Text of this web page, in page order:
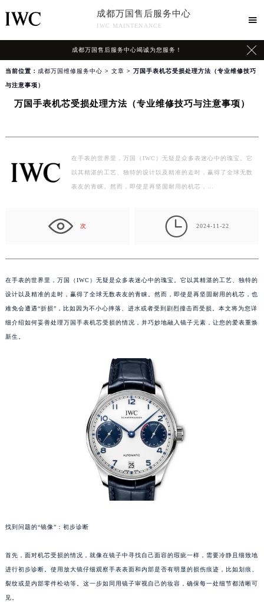
成都万国售后服务中心
IWC MAINTENANCE

成都万国售后服务中心竭诚为您服务！ 
当前位置： 成都万国维修服务中心 > 文章 > 万国手表机芯受损处理方法（专业维修技巧
与注意事项）
万国手表机芯受损处理方法（专业维修技巧与注意事项）
在手表的世界里，万国（IWC）无疑是众多表迷心中的瑰宝。它
以其精湛的工艺、独特的设计以及精准的走时，赢得了全球无数
表友的青睐。然而，即使是再坚固耐用的机芯，…
次  2024-11-22
在手表的世界里，万国（IWC）无疑是众多表迷心中的瑰宝。它以其精湛的工艺、独特的
设计以及精准的走时，赢得了全球无数表友的青睐。然而，即使是再坚固耐用的机芯，也
难免会遭遇“折损”，比如因为不小心摔落、进水或者受到剧烈撞击而受损。本文将为您详
细介绍如何妥善处理万国手表机芯受损的情况，并巧妙地融入镜子元素，让您的爱表重焕
新生。
找到问题的“镜像”：初步诊断
首先，面对机芯受损的情况，就像在镜子中寻找自己面容的瑕疵一样，需要冷静且细致地
进行初步诊断。使用放大镜仔细观察手表表面和内部是否有明显的损伤痕迹，比如划痕、
裂纹或是内部零件松动等。这一步如同用镜子审视自己的妆容，确保每一处细节都清晰可
见。